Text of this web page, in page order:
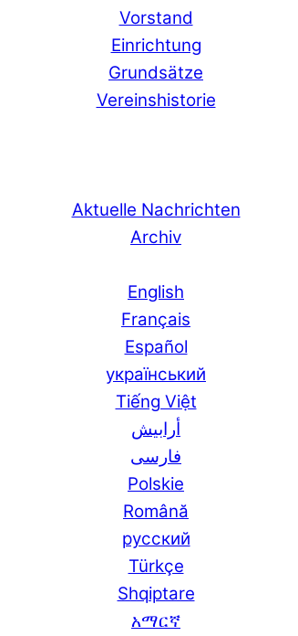
Vorstand
Einrichtung
Grundsätze
Vereinshistorie
Aktuelle Nachrichten
Archiv
English
Français
Español
український
Tiếng Việt
أرابيش
فارسی
Polskie
Română
русский
Türkçe
Shqiptare
አማርኛ